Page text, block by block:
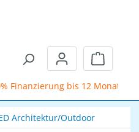
Finanzierung bis 12 Monate
Architektur/Outdoor